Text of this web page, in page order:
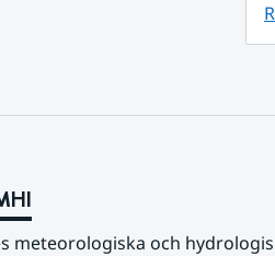
meteorologiska och